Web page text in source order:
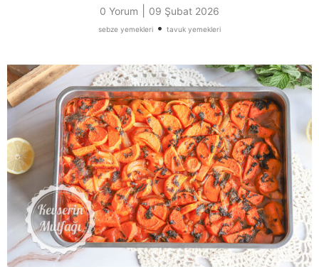
0 Yorum 09 Şubat 2026
sebze yemekleri • tavuk yemekleri